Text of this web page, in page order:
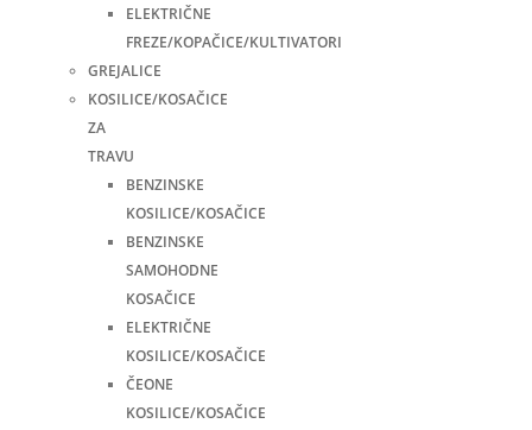
ELEKTRIČNE
FREZE/KOPAČICE/KULTIVATORI
GREJALICE
KOSILICE/KOSAČICE
ZA
TRAVU
BENZINSKE
KOSILICE/KOSAČICE
BENZINSKE
SAMOHODNE
KOSAČICE
ELEKTRIČNE
KOSILICE/KOSAČICE
ČEONE
KOSILICE/KOSAČICE